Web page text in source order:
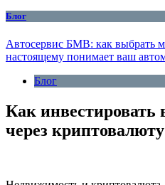
Блог
Автосервис БМВ: как выбрать
настоящему понимает ваш
Блог
Как инвестировать
через криптовалюту